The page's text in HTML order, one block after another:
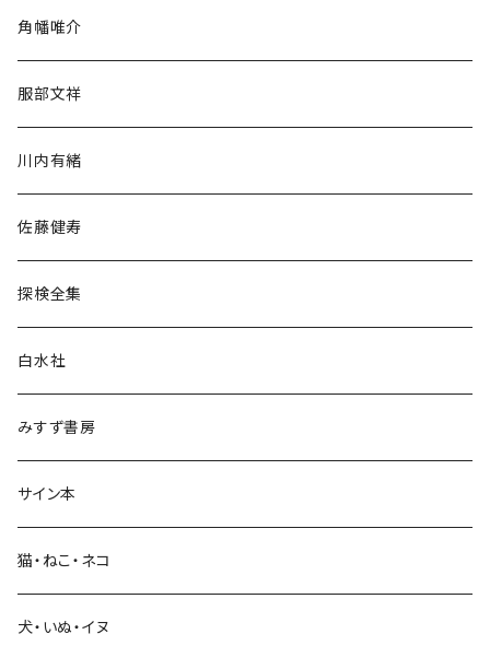
民族・風習
言語・ことば
生活・暮らし
角幡唯介
服部文祥
川内有緒
佐藤健寿
探検全集
白水社
みすず書房
サイン本
猫・ねこ・ネコ
犬・いぬ・イヌ